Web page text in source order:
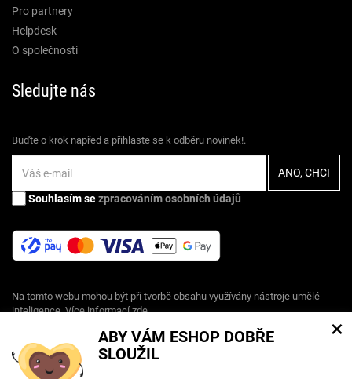
ABY VÁM ESHOP DOBŘE
SLOUŽIL
×
Pro partnery
Helpdesk
O společnosti
Sledujte nás
Buďte o krok napřed a přihlaste se k odběru novinek!.
Souhlasím sezpracováním osobních údajů
Na tomto webu mohou být při tvorbě obsahu využívány nástroje umělé
inteligence. Více informacízde.
© Copyright ECLIPSERA s.r.o.